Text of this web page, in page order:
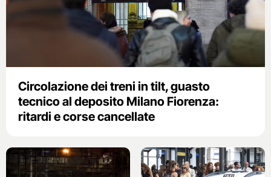
Circolazione dei treni in tilt, guasto
tecnico al deposito Milano Fiorenza:
ritardi e corse cancellate